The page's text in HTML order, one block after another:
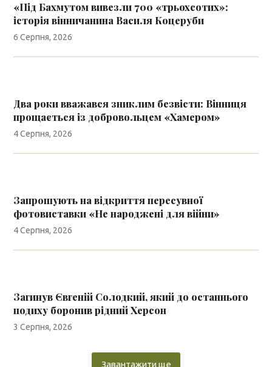
«Під Бахмутом вивезли 700 «трьохсотих»:
історія вінничанина Василя Коцеруби
6 Серпня, 2026
Два роки вважався зниклим безвісти: Вінниця
прощається із добровольцем «Хамером»
4 Серпня, 2026
Запрошують на відкриття пересувної
фотовиставки «Не народжені для війни»
4 Серпня, 2026
Загинув Євгеній Солодкий, який до останнього
подиху боронив рідний Херсон
3 Серпня, 2026
Завантажити ще